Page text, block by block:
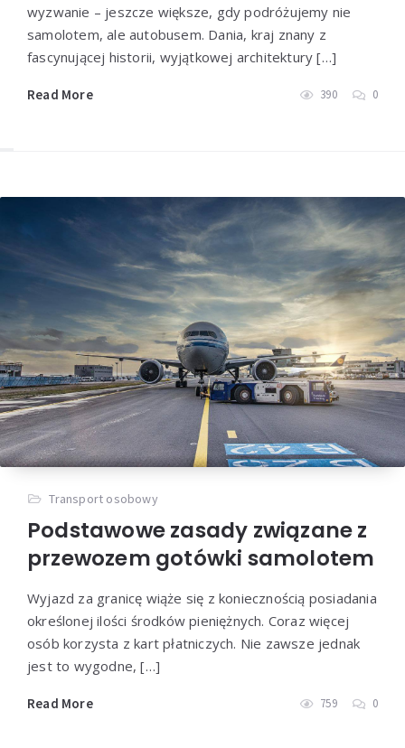
wyzwanie – jeszcze większe, gdy podróżujemy nie
samolotem, ale autobusem. Dania, kraj znany z
fascynującej historii, wyjątkowej architektury […]
Read More 390 0
Transport osobowy
Podstawowe zasady związane z
przewozem gotówki samolotem
Wyjazd za granicę wiąże się z koniecznością posiadania
określonej ilości środków pieniężnych. Coraz więcej
osób korzysta z kart płatniczych. Nie zawsze jednak
jest to wygodne, […]
Read More 759 0